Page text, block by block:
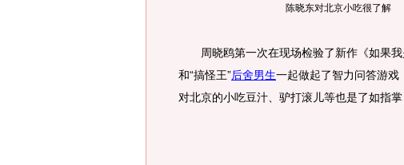
陈晓东对北京小吃很了解
周晓鸥第一次在现场检验了新作《如果我
和“搞怪王”后舍男生一起做起了智力问答游戏
对北京的小吃豆汁、驴打滚儿等也是了如指掌